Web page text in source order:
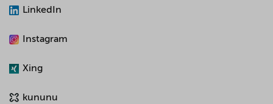
LinkedIn
Instagram
Xing
kununu